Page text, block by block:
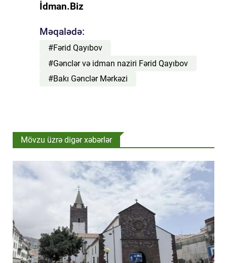
İdman.Biz
Məqalədə:
#Fərid Qayıbov
#Gənclər və idman naziri Fərid Qayıbov
#Bakı Gənclər Mərkəzi
Mövzu üzrə digər xəbərlər